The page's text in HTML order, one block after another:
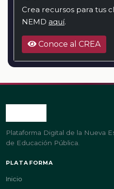
Crea recursos para tus
NEMD aquí.
Conoce al CREA
Plataforma Digital de la Nueva
de Educación Pública.
PLATAFORMA
Inicio